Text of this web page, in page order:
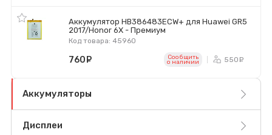
Аккумулятор HB386483ECW+ для Huawei GR5
2017/Honor 6X - Премиум
Код товара: 45960
760 Сообщить
o наличии 550
Аккумуляторы
Дисплеи